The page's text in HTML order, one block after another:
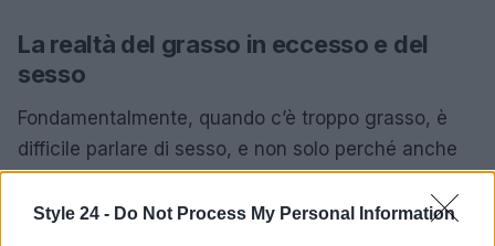
Style 24 - Do Not Process My Personal Information
La realtà del grasso in eccesso e del
sesso
Fondamentalmente, quando c’è troppo grasso, è
difficile parlare di sesso, e non solo perché anche
queste due cose non funzionano molto bene.
Quando gli uomini hanno la pancia più grande,